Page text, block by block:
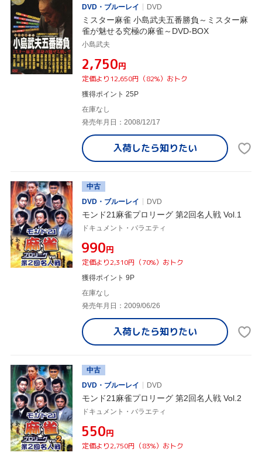
DVD・ブルーレイ
DVD
ミスター麻雀 小島武夫五番勝負～ミスター麻
雀が魅せる究極の麻雀～DVD-BOX
小島武夫
¥2,750円
定価より12,650円（82%）おトク
獲得ポイント 25P
在庫なし
発売年月日：2008/12/17
入荷したら知りたい
中古
DVD・ブルーレイ
DVD
モンド21麻雀プロリーグ 第2回名人戦 Vol.1
ドキュメント・バラエティ
¥990円
定価より2,310円（70%）おトク
獲得ポイント 9P
在庫なし
発売年月日：2009/06/26
入荷したら知りたい
中古
DVD・ブルーレイ
DVD
モンド21麻雀プロリーグ 第2回名人戦 Vol.2
ドキュメント・バラエティ
¥550円
定価より2,750円（83%）おトク